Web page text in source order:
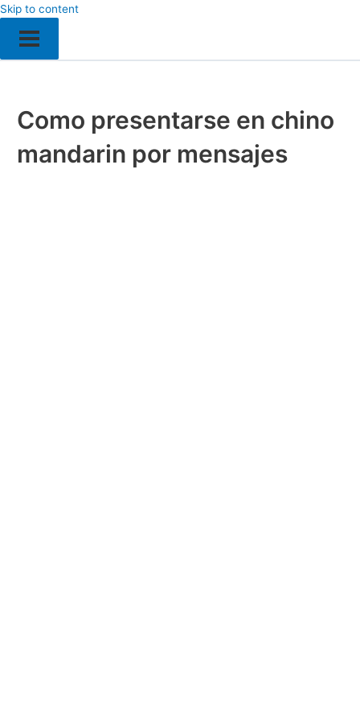
Skip to content
Como presentarse en chino
mandarin por mensajes